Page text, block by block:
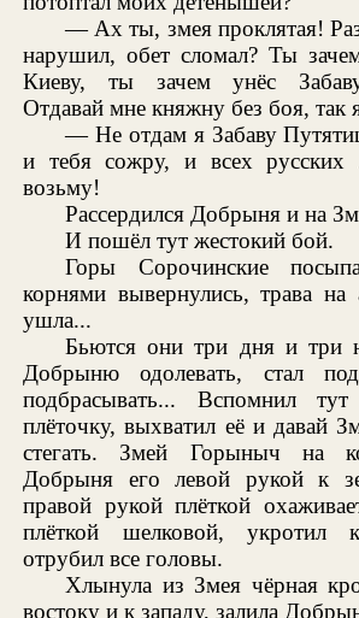
— Ах ты, змея проклятая!
нарушил, обет сломал? Ты
Киеву, ты зачем унёс
Отдавай мне княжну без боя, так
— Не отдам я Забаву
и тебя сожру, и всех
возьму!
Рассердился Добрыня и на
И пошёл тут жестокий бой.
Горы Сорочинские
корнями вывернулись, трава
ушла...
Бьются они три дня и три
Добрыню одолевать, стал
подбрасывать... Вспомнил
плёточку, выхватил её и давай
стегать. Змей Горыныч на
Добрыня его левой рукой к
правой рукой плёткой
плёткой шелковой, укротил
отрубил все головы.
Хлынула из Змея чёрная
востоку и к западу, залила